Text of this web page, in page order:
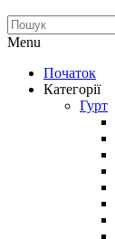
Menu
Початок
Категорії
Гурт